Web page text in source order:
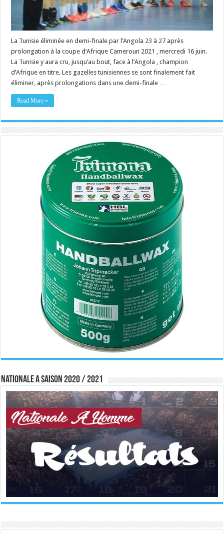
La Tunisie éliminée en demi-finale par l’Angola 23 à 27 après
prolongation à la coupe d’Afrique Cameroun 2021 , mercredi 16 juin.
La Tunisie y aura cru, jusqu’au bout, face à l’Angola , champion
d’Afrique en titre. Les gazelles tunisiennes se sont finalement fait
éliminer, après prolongations dans une demi-finale …
Read More »
Nationale A saison 2020 / 2021